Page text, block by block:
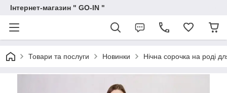
Інтернет-магазин " GO-IN "
Товари та послуги Новинки Нічна сорочка на роді